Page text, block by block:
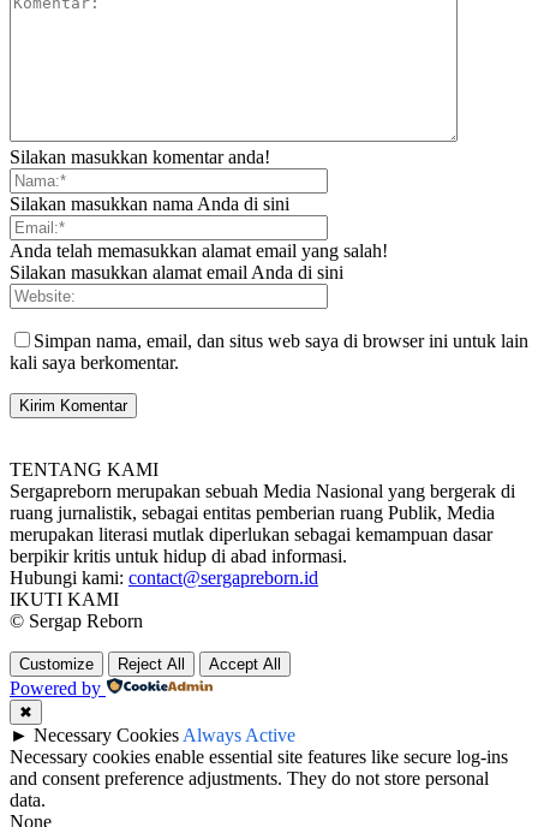
Silakan masukkan komentar anda!
Silakan masukkan nama Anda di sini
Anda telah memasukkan alamat email yang salah!
Silakan masukkan alamat email Anda di sini
Simpan nama, email, dan situs web saya di browser ini untuk lain
kali saya berkomentar.
TENTANG KAMI
Sergapreborn merupakan sebuah Media Nasional yang bergerak di
ruang jurnalistik, sebagai entitas pemberian ruang Publik, Media
merupakan literasi mutlak diperlukan sebagai kemampuan dasar
berpikir kritis untuk hidup di abad informasi.
Hubungi kami: contact@sergapreborn.id
IKUTI KAMI
© Sergap Reborn
Customize Reject All Accept All
Powered by
✖
► Necessary Cookies Always Active
Necessary cookies enable essential site features like secure log-ins
and consent preference adjustments. They do not store personal
data.
None